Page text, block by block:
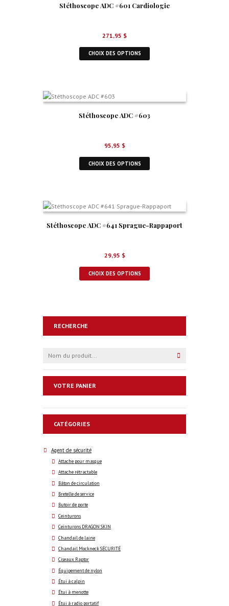
Stéthoscope ADC #601 Cardiologie
271,95 $
CHOIX DES OPTIONS
Stéthoscope ADC #603
95,95 $
CHOIX DES OPTIONS
Stéthoscope ADC #641 Sprague-Rappaport
29,95 $
CHOIX DES OPTIONS
RECHERCHE
VOTRE PANIER
CATÉGORIES
Agent de sécurité
Attache pour masque
Attache rétractable
Bâton de circulation
Bretelle de service
Butoir de porte
Ceinturons
Ceinturons DRAGON SKIN
Chandail de laine
Chandail Mockneck SÉCURITÉ
Ciseaux Raptor
Équipement de nylon
Étui à calpin
Étui à menotte
Étui à radio portatif